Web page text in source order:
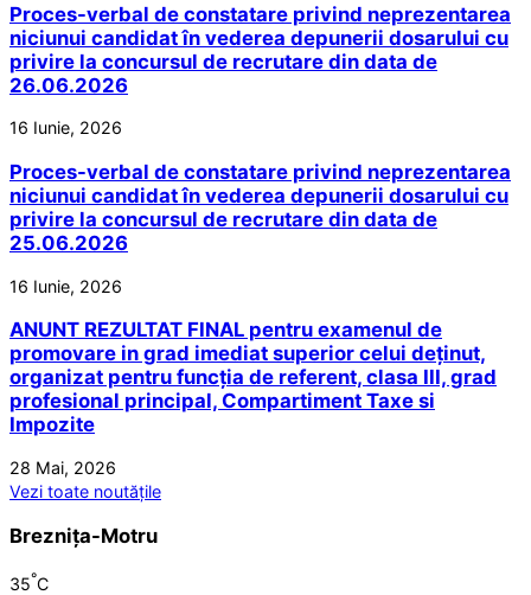
Proces-verbal de constatare privind neprezentarea
niciunui candidat în vederea depunerii dosarului cu
privire la concursul de recrutare din data de
26.06.2026
16 Iunie, 2026
Proces-verbal de constatare privind neprezentarea
niciunui candidat în vederea depunerii dosarului cu
privire la concursul de recrutare din data de
25.06.2026
16 Iunie, 2026
ANUNT REZULTAT FINAL pentru examenul de
promovare in grad imediat superior celui deținut,
organizat pentru funcția de referent, clasa III, grad
profesional principal, Compartiment Taxe si
Impozite
28 Mai, 2026
Vezi toate noutățile
Breznița-Motru
35°C